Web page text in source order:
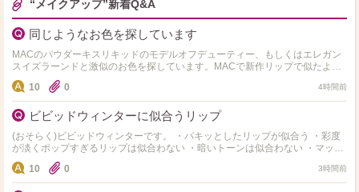
“メイクアップ”新着Q&A
同じようなお色を探しています
MACのパウダーキスリキッドのモデルオフデューティー、もしくはエレガン
スイズラーンドと激似のお色を探しています。MACで新作リップで似たよう
なお色を店頭でご紹介いただき購入したのですが微妙に違って…
10 0 4時間前
ビビッドウィンターに似合うリップ
(おそらく)ビビッドウィンターです。 ・パキッとしたリップが似合う ・彩度
が淡くポップすぎるリップは似合わない ・暗いトーンは似合わない ・マット
でのっぺり重たいものよりも透け感があり立体…
10 0 3時間前